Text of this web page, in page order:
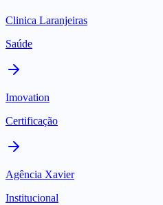
Clinica Laranjeiras
Saúde
Imovation
Certificação
Agência Xavier
Institucional